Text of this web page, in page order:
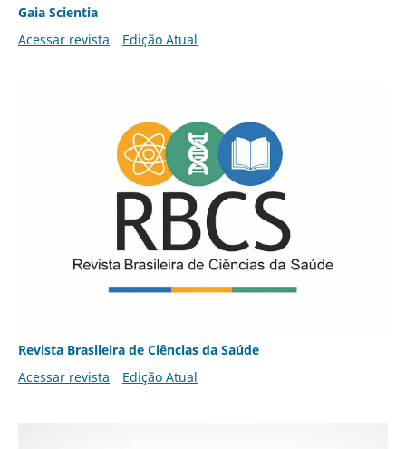
Gaia Scientia
Acessar revista
Edição Atual
Revista Brasileira de Ciências da Saúde
Acessar revista
Edição Atual